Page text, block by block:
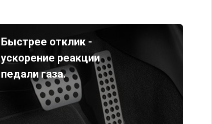
Быстрее отклик -
ускорение реакции
педали газа.